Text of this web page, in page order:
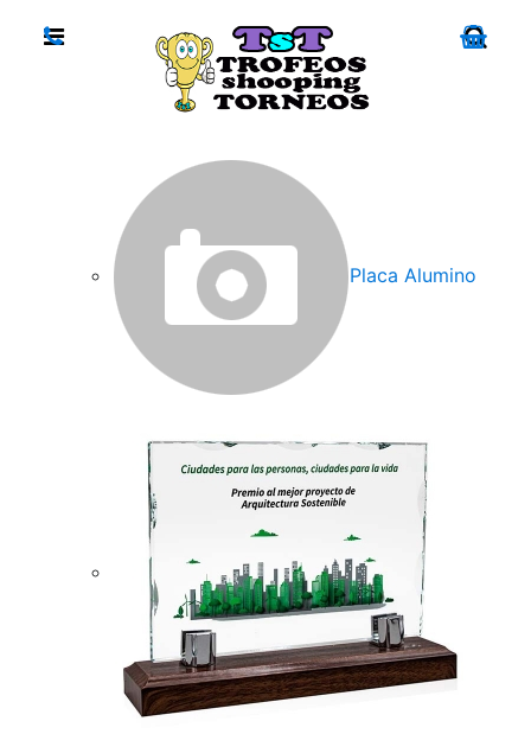
Placa Alumino